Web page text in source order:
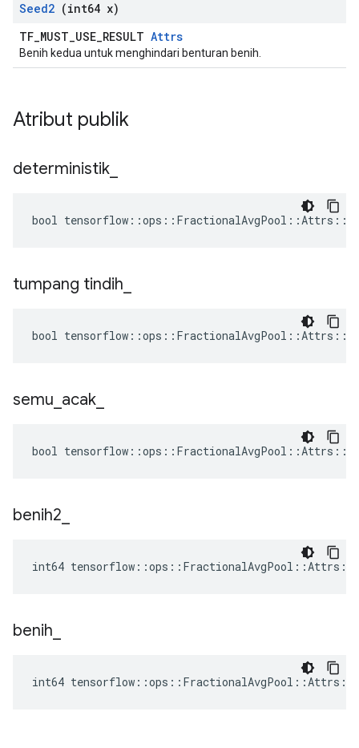
Seed2 (int64 x)
TF_MUST_USE_RESULT Attrs
Benih kedua untuk menghindari benturan benih.
Atribut publik
deterministik
bool
tumpang tindih
bool
semu acak
bool
benih2
int64
benih
int64